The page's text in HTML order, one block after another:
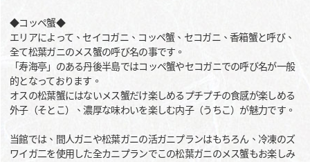
◆コッペ蟹◆
エリアによって、セイコガニ、コッペ蟹、セコガニ、香箱蟹と呼び、
全て松葉ガニのメス蟹の呼び名の事です。
「寿海亭」のある丹後半島ではコッペ蟹やセコガニでの呼び名が一般
的となっております。
オスの松葉蟹にはないメス蟹だけ楽しめるプチプチの食感が楽しめる
外子（そとこ）、濃厚な味わいを楽しむ内子（うちこ）が魅力です。
当館では、間人ガニや松葉ガニの活ガニプランはもちろん、冷凍のズ
ワイガ二を使用した全カニプランでこの松葉ガニのメス蟹もお楽しみ